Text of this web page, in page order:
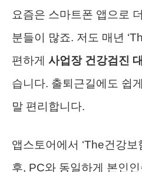
요즘은 스마트폰 앱으로
분들이 많죠. 저도 매년
편하게 사업장 건강검진
습니다. 출퇴근길에도 쉽
말 편리합니다.
앱스토어에서 ‘The건강보
후, PC와 동일하게 본인